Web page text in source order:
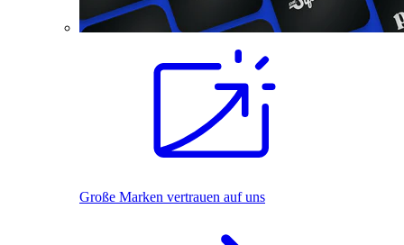
Große Marken vertrauen auf uns